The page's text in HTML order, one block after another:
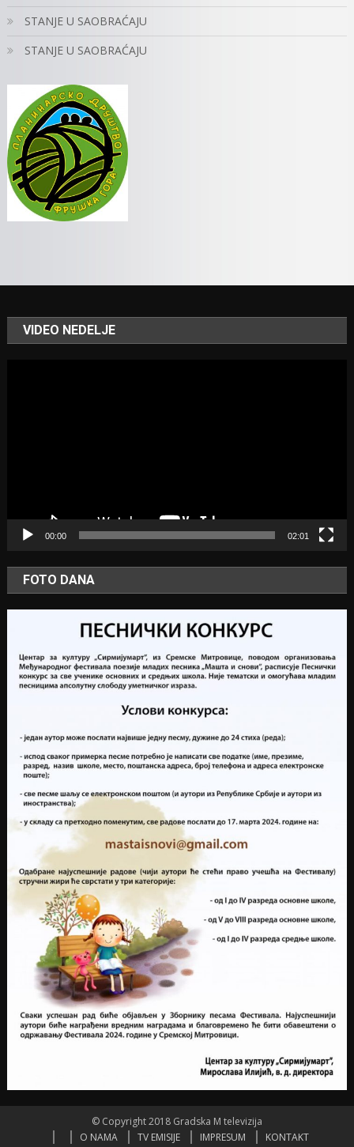
STANJE U SAOBRAĆAJU
STANJE U SAOBRAĆAJU
VIDEO NEDELJE
00:00 02:01
FOTO DANA
© Copyright 2018 Gradska M televizija
O NAMA
TV EMISIJE IMPRESUM KONTAKT